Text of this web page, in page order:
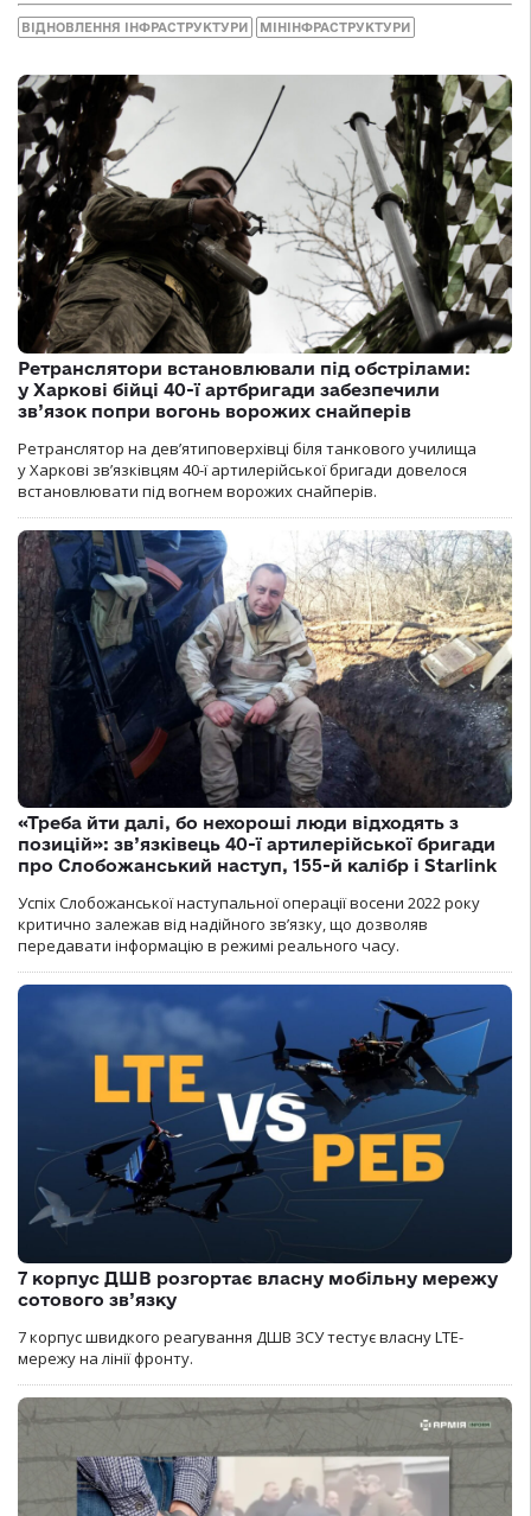
ВІДНОВЛЕННЯ ІНФРАСТРУКТУРИ МІНІНФРАСТРУКТУРИ
Ретранслятори встановлювали під обстрілами:
у Харкові бійці 40-ї артбригади забезпечили
зв’язок попри вогонь ворожих снайперів
Ретранслятор на дев’ятиповерхівці біля танкового училища
у Харкові зв’язківцям 40-ї артилерійської бригади довелося
встановлювати під вогнем ворожих снайперів.
«Треба йти далі, бо нехороші люди відходять з
позицій»: зв’язківець 40-ї артилерійської бригади
про Слобожанський наступ, 155-й калібр і Starlink
Успіх Слобожанської наступальної операції восени 2022 року
критично залежав від надійного зв’язку, що дозволяв
передавати інформацію в режимі реального часу.
7 корпус ДШВ розгортає власну мобільну мережу
сотового зв’язку
7 корпус швидкого реагування ДШВ ЗСУ тестує власну LTE-
мережу на лінії фронту.